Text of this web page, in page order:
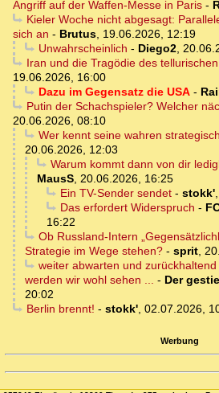
Angriff auf der Waffen-Messe in Paris -
Kieler Woche nicht abgesagt:
sich an - Brutus, 19.06.2026, 12:19
Unwahrscheinlich - Diego2,
Iran und die Tragödie des
19.06.2026, 16:00
Dazu im Gegensatz die USA-
Putin der Schachspieler? Welcher
20.06.2026, 08:10
Wer kennt seine wahren
20.06.2026, 12:03
Warum kommt dann von dir
MausS, 20.06.2026, 16:25
Ein TV-Sender sendet- stokk',
Das erfordert Widerspruch -
16:22
Ob Russland-Intern
Strategie im Wege stehen? - sprit,
weiter abwarten und
werden wir wohl sehen ... - Der
20:02
Berlin brennt! - stokk', 02.07.2026,
Werbung